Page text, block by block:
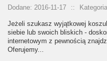
Dodane: 2016-11-17 ::
Jeżeli szukasz wyjątkowej
siebie lub swoich bliskich -
internetowym z pewnością
Oferujemy...